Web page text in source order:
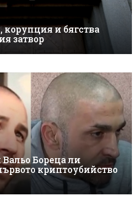
корупция и бягства
затвор
Бореца ли
криптоубийство